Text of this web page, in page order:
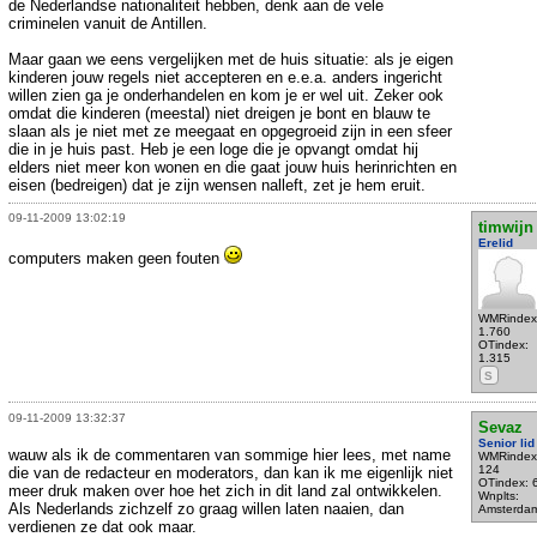
de Nederlandse nationaliteit hebben, denk aan de vele
criminelen vanuit de Antillen.
Maar gaan we eens vergelijken met de huis situatie: als je eigen
kinderen jouw regels niet accepteren en e.e.a. anders ingericht
willen zien ga je onderhandelen en kom je er wel uit. Zeker ook
omdat die kinderen (meestal) niet dreigen je bont en blauw te
slaan als je niet met ze meegaat en opgegroeid zijn in een sfeer
die in je huis past. Heb je een loge die je opvangt omdat hij
elders niet meer kon wonen en die gaat jouw huis herinrichten en
eisen (bedreigen) dat je zijn wensen nalleft, zet je hem eruit.
09-11-2009 13:02:19
timwijn
Erelid
1.760
OTindex:
1.315
S
computers maken geen fouten
09-11-2009 13:32:37
Sevaz
Senior lid
124
OTindex:
Wnplts:
wauw als ik de commentaren van sommige hier lees, met name
die van de redacteur en moderators, dan kan ik me eigenlijk niet
meer druk maken over hoe het zich in dit land zal ontwikkelen.
Als Nederlands zichzelf zo graag willen laten naaien, dan
verdienen ze dat ook maar.